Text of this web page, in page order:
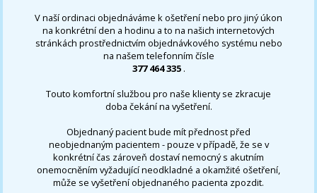
V naší ordinaci objednáváme k ošetření nebo pro jiný úkon
na konkrétní den a hodinu a to na našich internetových
stránkách prostřednictvím objednávkového systému nebo
na našem telefonním čísle
377 464 335 .
Touto komfortní službou pro naše klienty se zkracuje
doba čekání na vyšetření.
Objednaný pacient bude mít přednost před
neobjednaným pacientem - pouze v případě, že se v
konkrétní čas zároveň dostaví nemocný s akutním
onemocněním vyžadující neodkladné a okamžité ošetření,
může se vyšetření objednaného pacienta zpozdit.